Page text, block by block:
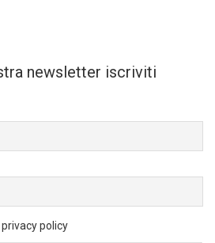
newsletter iscriviti
policy